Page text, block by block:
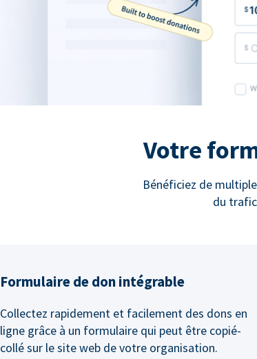
Votre
Bénéficiez de
du
Formulaire de don intégrable
Collectez rapidement et facilement des dons en
ligne grâce à un formulaire qui peut être copié-
collé sur le site web de votre organisation.